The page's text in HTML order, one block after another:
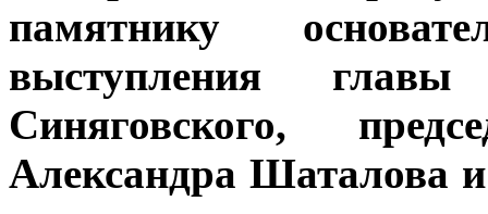
памятнику
выступления главы
Синяговского,
Александра Шаталова